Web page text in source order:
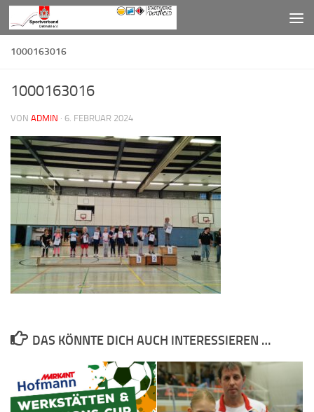
Zum Inhalt springen
1000163016
1000163016
VON ADMIN · 6. FEBRUAR 2024
DAS KÖNNTE DICH AUCH INTERESSIEREN …